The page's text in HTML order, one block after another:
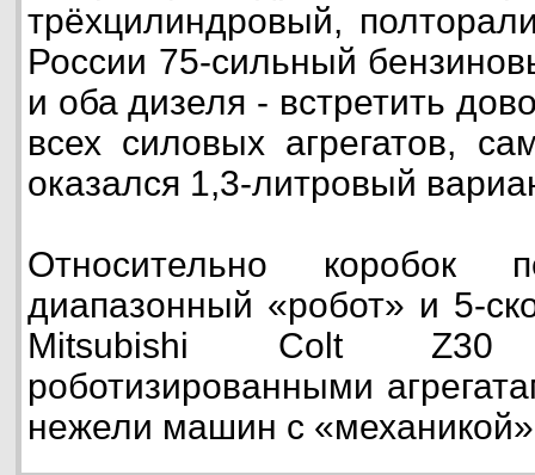
трёхцилиндровый,
России 75-сильный
и оба дизеля - встретить
всех силовых агрегатов,
оказался 1,3-литровый
Относительно коробок
диапазонный «робот» и 5-
Mitsubishi Colt Z30
роботизированными
нежели машин с